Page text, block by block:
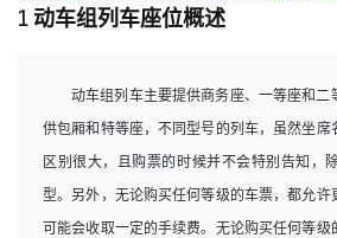
1 动车组列车座位概述
动车组列车主要提供商务座、一等座和二
供包厢和特等座，不同型号的列车，虽然坐席
区别很大，且购票的时候并不会特别告知，
型。另外，无论购买任何等级的车票，都允许
可能会收取一定的手续费。无论购买任何等级